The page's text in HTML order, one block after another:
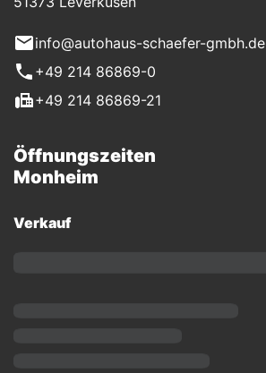
info@autohaus-schaefer-gmbh.de
+49 214 86869-0
+49 214 86869-21
Öffnungszeiten
Monheim
Verkauf